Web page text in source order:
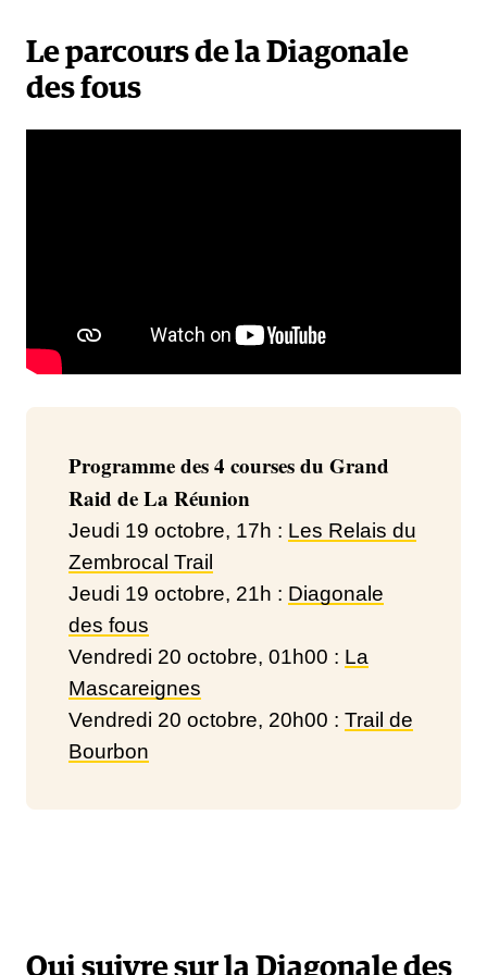
Le parcours de la Diagonale
des fous
Programme des 4 coursesdu Grand
Raid de La Réunion
Jeudi 19 octobre, 17h : Les Relais du
Zembrocal Trail
Jeudi 19 octobre, 21h : Diagonale
des fous
Vendredi 20 octobre, 01h00 : La
Mascareignes
Vendredi 20 octobre, 20h00 : Trail de
Bourbon
Qui suivre sur la Diagonale des